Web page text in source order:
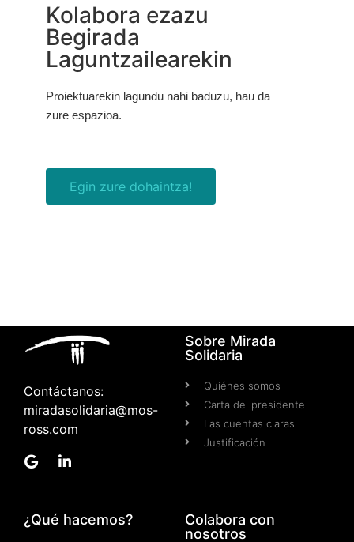
Kolabora ezazu
Begirada
Laguntzailearekin
Proiektuarekin lagundu nahi baduzu, hau da
zure espazioa.
Egin zure dohaintza!
Contáctanos:
miradasolidaria@mos-
ross.com
Sobre Mirada
Solidaria
Quiénes somos
Carta del presidente
Las cuentas claras
Justificación
¿Qué hacemos?
Colabora con
nosotros